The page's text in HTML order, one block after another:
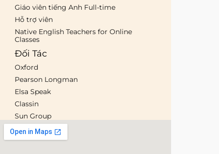
Giáo viên tiếng Anh Full-time
Hỗ trợ viên
Native English Teachers for Online
Classes
Đối Tác
Oxford
Pearson Longman
Elsa Speak
Classin
Sun Group